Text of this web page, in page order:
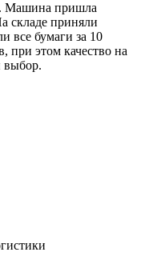
Машина пришла
складе приняли
все бумаги за 10
при этом качество на